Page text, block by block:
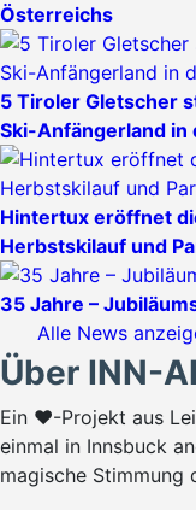
Österreichs
5 Tiroler Gletscher
Ski-Anfängerland in
Hintertux eröffnet
Herbstskilauf und
35 Jahre –
Alle News
Über INN-
Ein ♥-Projekt aus
einmal in Innsbuck
magische Stimmung